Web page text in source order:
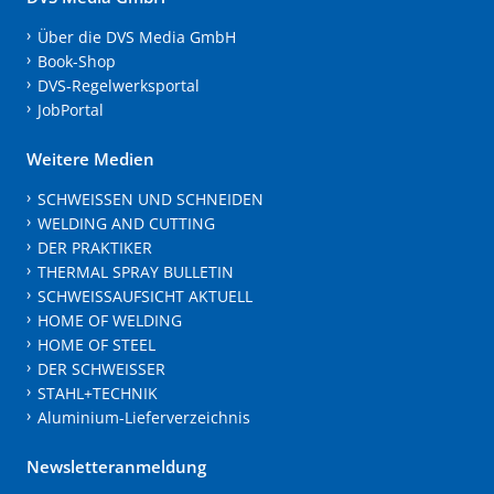
Über die DVS Media GmbH
Book-Shop
DVS-Regelwerksportal
JobPortal
Weitere Medien
SCHWEISSEN UND SCHNEIDEN
WELDING AND CUTTING
DER PRAKTIKER
THERMAL SPRAY BULLETIN
SCHWEISSAUFSICHT AKTUELL
HOME OF WELDING
HOME OF STEEL
DER SCHWEISSER
STAHL+TECHNIK
Aluminium-Lieferverzeichnis
Newsletteranmeldung